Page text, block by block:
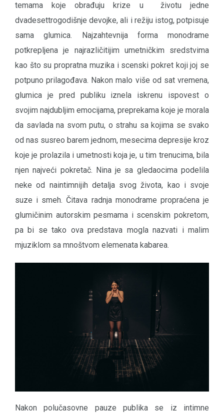
temama koje obrađuju krize u životu jedne
dvadesettrogodišnje devojke, ali i režiju istog, potpisuje
sama glumica. Najzahtevnija forma monodrame
potkrepljena je najrazličitijim umetničkim sredstvima
kao što su propratna muzika i scenski pokret koji joj se
potpuno prilagođava. Nakon malo više od sat vremena,
glumica je pred publiku iznela iskrenu ispovest o
svojim najdubljim emocijama, preprekama koje je morala
da savlada na svom putu, o strahu sa kojima se svako
od nas susreo barem jednom, mesecima depresije kroz
koje je prolazila i umetnosti koja je, u tim trenucima, bila
njen najveći pokretač. Nina je sa gledaocima podelila
neke od naintimnijih detalja svog života, kao i svoje
suze i smeh. Čitava radnja monodrame propraćena je
glumičinim autorskim pesmama i scenskim pokretom,
pa bi se tako ova predstava mogla nazvati i malim
mjuziklom sa mnoštvom elemenata kabarea.
Nakon polučasovne pauze publika se iz intimne